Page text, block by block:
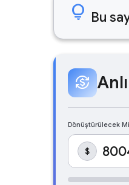
lightbulb Bu
currency_exchange
Dönüştürülecek
$